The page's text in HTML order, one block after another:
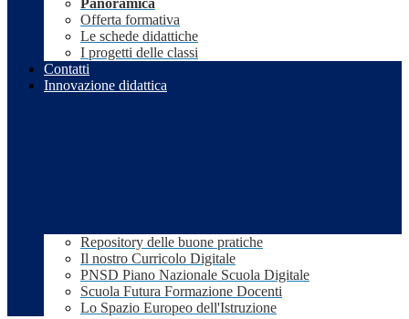
Panoramica
Offerta formativa
Le schede didattiche
I progetti delle classi
Contatti
Innovazione didattica
Repository delle buone pratiche
Il nostro Curricolo Digitale
PNSD Piano Nazionale Scuola Digitale
Scuola Futura Formazione Docenti
Lo Spazio Europeo dell'Istruzione